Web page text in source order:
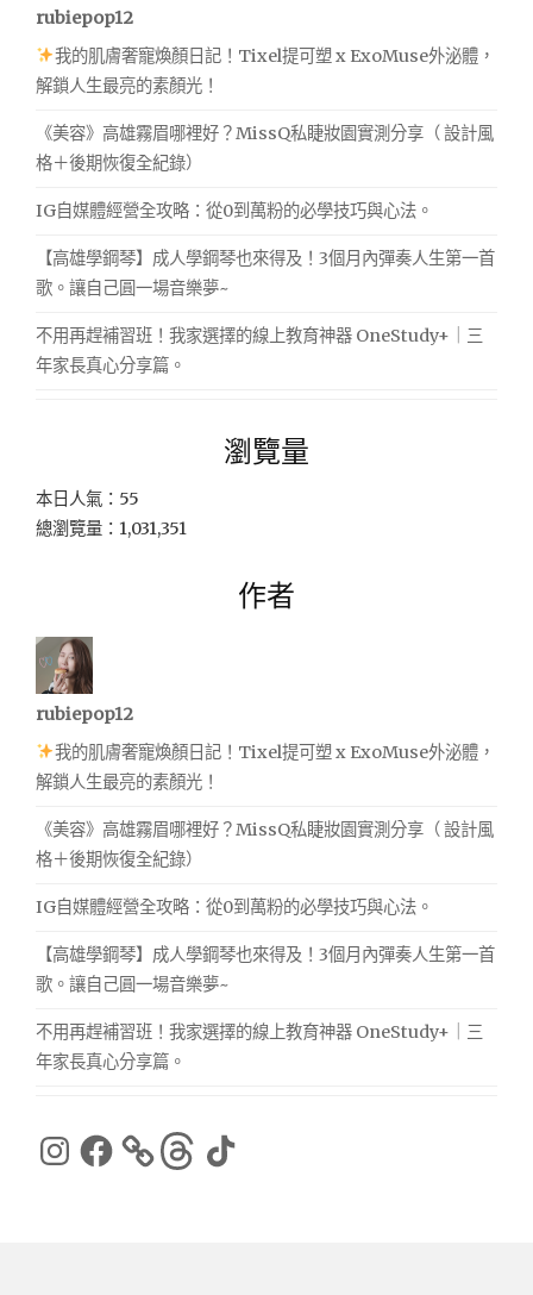
rubiepop12
我的肌膚奢寵煥顏日記！Tixel提可塑 x ExoMuse外泌體，
解鎖人生最亮的素顏光！
《美容》高雄霧眉哪裡好？MissQ私睫妝園實測分享（ 設計風
格＋後期恢復全紀錄）
IG自媒體經營全攻略：從0到萬粉的必學技巧與心法。
【高雄學鋼琴】成人學鋼琴也來得及！3個月內彈奏人生第一首
歌。讓自己圓一場音樂夢~
不用再趕補習班！我家選擇的線上教育神器 OneStudy+｜三
年家長真心分享篇。
瀏覽量
本日人氣：55
總瀏覽量：1,031,351
作者
rubiepop12
我的肌膚奢寵煥顏日記！Tixel提可塑 x ExoMuse外泌體，
解鎖人生最亮的素顏光！
《美容》高雄霧眉哪裡好？MissQ私睫妝園實測分享（ 設計風
格＋後期恢復全紀錄）
IG自媒體經營全攻略：從0到萬粉的必學技巧與心法。
【高雄學鋼琴】成人學鋼琴也來得及！3個月內彈奏人生第一首
歌。讓自己圓一場音樂夢~
不用再趕補習班！我家選擇的線上教育神器 OneStudy+｜三
年家長真心分享篇。
Instagram
Facebook ThreadsTikTok